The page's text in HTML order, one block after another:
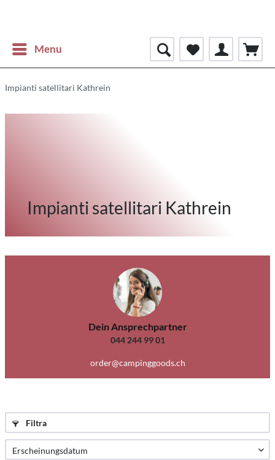
Menu
Impianti satellitari Kathrein
Impianti satellitari Kathrein
Dein Ansprechpartner
044 244 99 01
order@campinggoods.ch
Filtra